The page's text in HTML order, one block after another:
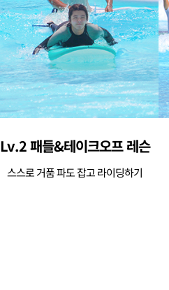
Lv.2 패들&테이크오프 레슨
스스로 거품 파도 잡고 라이딩하기